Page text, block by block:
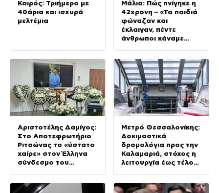
Καιρός: Τριήμερο με
40άρια και ισχυρά
μελτέμια
Μάλια: Πώς πνίγηκε η
42χρονη – «Τα παιδιά
φώναζαν και
έκλαιγαν, πέντε
άνθρωποι κάναμε
Αριστοτέλης Δαμίγος:
Στο Αποτεφρωτήριο
Ριτσώνας το «ύστατο
χαίρε» στον Έλληνα
σύνδεσμο του
Μετρό Θεσσαλονίκης:
Δοκιμαστικά
δρομολόγια προς την
Καλαμαριά, στόχος η
λειτουργία έως τέλος